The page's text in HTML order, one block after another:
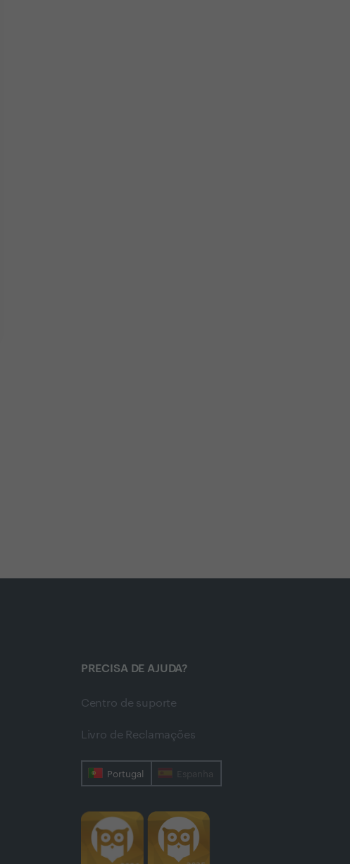
PRECISA DE AJUDA?
Centro de suporte
Livro de Reclamações
Portugal Espanha